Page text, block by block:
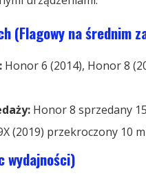
(Flagowy na średnim
Honor 6 (2014), Honor 8
Honor 8 sprzedany
(2019) przekroczony 10
wydajności)